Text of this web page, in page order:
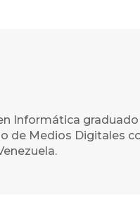
Informática
de Medios Digitales